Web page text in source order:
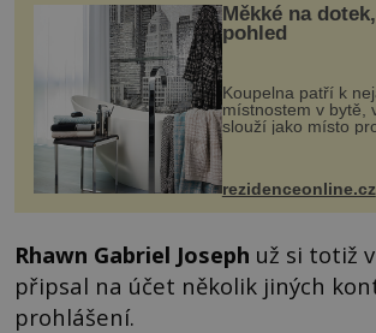
Měkké na
pohled
Koupelna patří k
místnostem v bytě,
slouží jako místo
odpočinek.
ručníky, osušky a
mohou jako
proutku...
rezidenceonline.cz
Rhawn Gabriel Joseph už si totiž
připsal na účet několik jiných
prohlášení.